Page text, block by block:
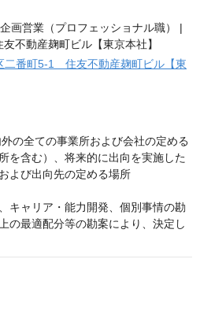
二番町5-1 住友不動産麹町ビル【東
の全ての事業所および会社の定める
を含む）、将来的に出向を実施した
よび出向先の定める場所
キャリア・能力開発、個別事情の勘
の最適配分等の勘案により、決定し